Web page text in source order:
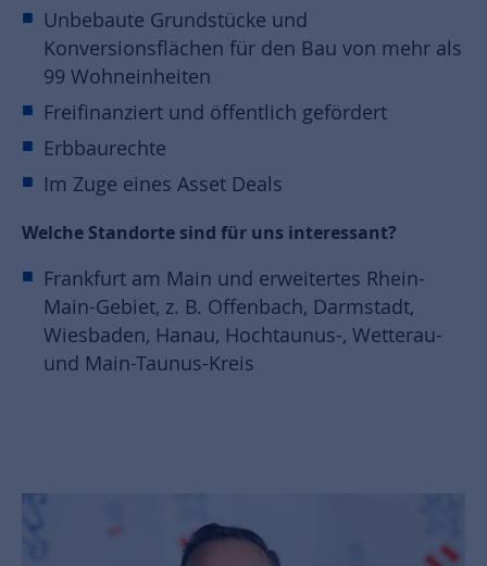
Unbebaute Grundstücke und
Konversionsflächen für den Bau von mehr als
99 Wohneinheiten
Freifinanziert und öffentlich gefördert
Erbbaurechte
Im Zuge eines Asset Deals
Welche Standorte sind für uns interessant?
Frankfurt am Main und erweitertes Rhein-
Main-Gebiet, z. B. Offenbach, Darmstadt,
Wiesbaden, Hanau, Hochtaunus-, Wetterau-
und Main-Taunus-Kreis